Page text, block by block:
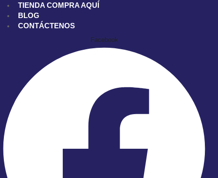
TIENDA COMPRA AQUÍ
BLOG
CONTÁCTENOS
Facebook